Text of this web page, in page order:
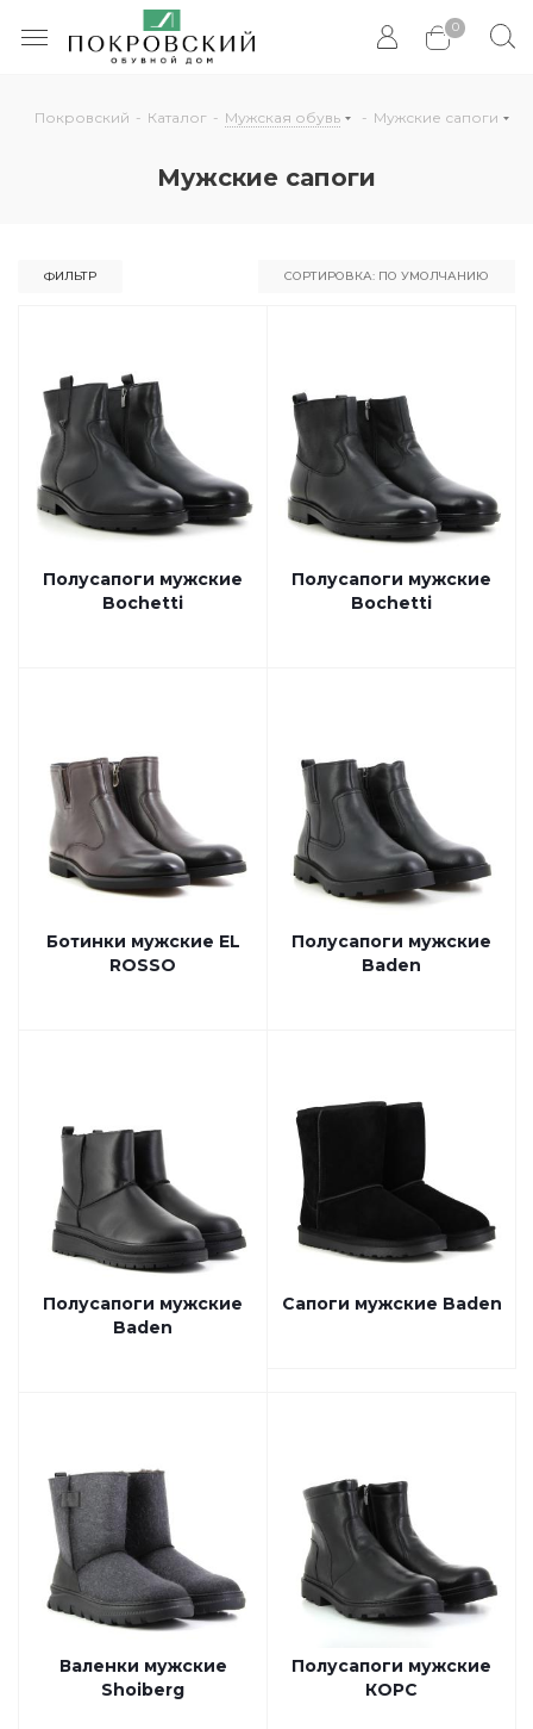
0
Покровский - Каталог - Мужская обувь - Мужские сапоги
Мужские сапоги
ФИЛЬТР СОРТИРОВКА: ПО УМОЛЧАНИЮ
Полусапоги мужские
Bochetti
Полусапоги мужские
Bochetti
Ботинки мужские EL
ROSSO
Полусапоги мужские
Baden
Полусапоги мужские
Baden
Сапоги мужские Baden
Валенки мужские
Shoiberg
Полусапоги мужские
КОРС